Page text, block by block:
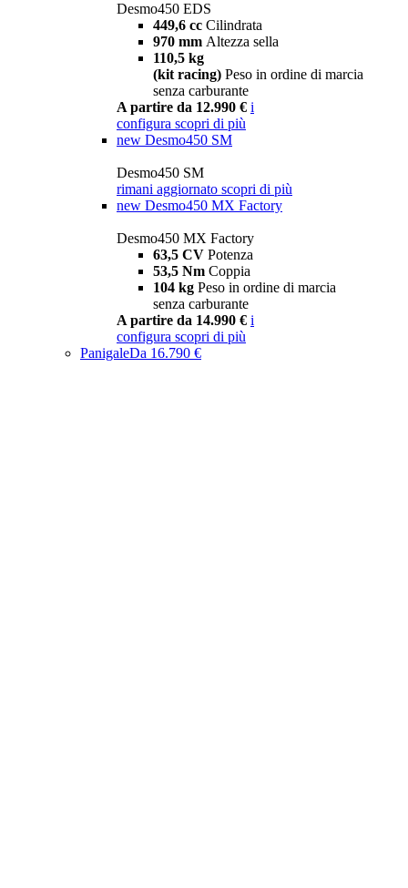
Desmo450 EDS
449,6 cc Cilindrata
970 mm Altezza sella
110,5 kg
(kit racing) Peso in ordine di marcia
senza carburante
A partire da 12.990 € i
configura scopri di più
new Desmo450 SM
Desmo450 SM
rimani aggiornato scopri di più
new Desmo450 MX Factory
Desmo450 MX Factory
63,5 CV Potenza
53,5 Nm Coppia
104 kg Peso in ordine di marcia
senza carburante
A partire da 14.990 € i
configura scopri di più
PanigaleDa 16.790 €